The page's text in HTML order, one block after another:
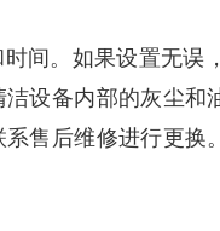
间。如果设置无误，
设备内部的灰尘和
售后维修进行更换。